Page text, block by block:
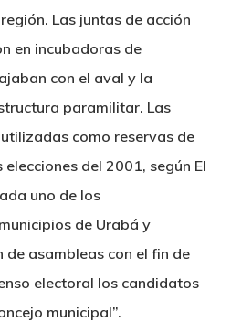
Las juntas de acción
en incubadoras de
con el aval y la
paramilitar. Las
como reservas de
del 2001, según El
uno de los
de Urabá y
asambleas con el fin de
electoral los candidatos
municipal”.